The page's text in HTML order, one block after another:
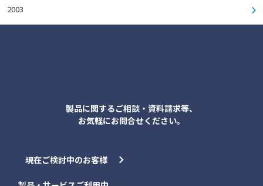
2003
製品に関するご相談・資料請求等、
お気軽にお問合せください。
現在ご検討中のお客様